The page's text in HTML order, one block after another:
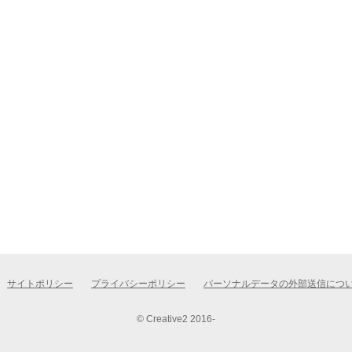
サイトポリシー プライバシーポリシー パーソナルデータの外部送信につ
© Creative2 2016-